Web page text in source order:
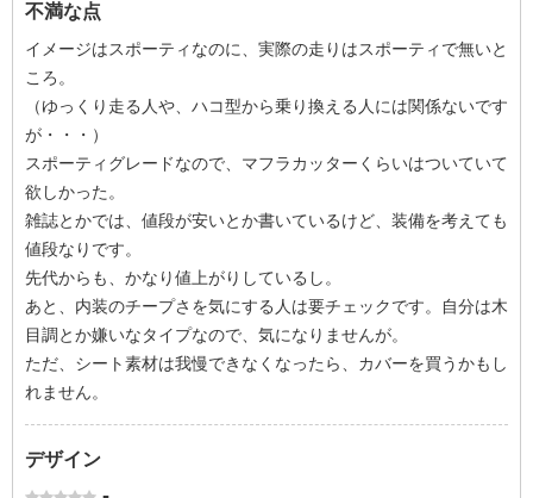
不満な点
イメージはスポーティなのに、実際の走りはスポーティで無いと
ころ。
（ゆっくり走る人や、ハコ型から乗り換える人には関係ないです
が・・・）
スポーティグレードなので、マフラカッターくらいはついていて
欲しかった。
雑誌とかでは、値段が安いとか書いているけど、装備を考えても
値段なりです。
先代からも、かなり値上がりしているし。
あと、内装のチープさを気にする人は要チェックです。自分は木
目調とか嫌いなタイプなので、気になりませんが。
ただ、シート素材は我慢できなくなったら、カバーを買うかもし
れません。
デザイン